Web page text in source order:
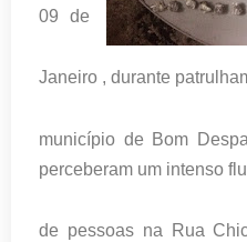
09 de
Janeiro , durante
município de Bom
perceberam um intenso
de pessoas na Rua